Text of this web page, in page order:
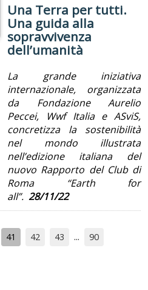
Una Terra per tutti.
Una guida alla
sopravvivenza
dell’umanità
La grande iniziativa
internazionale, organizzata
da Fondazione Aurelio
Peccei, Wwf Italia e ASviS,
concretizza la sostenibilità
nel mondo illustrata
nell’edizione italiana del
nuovo Rapporto del Club di
Roma “Earth for
all”. 28/11/22
41 42 43 90